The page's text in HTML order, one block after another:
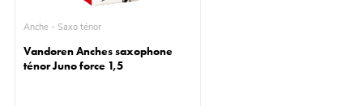
Anche - Saxo ténor
Vandoren Anches saxophone
ténor Juno force 1,5